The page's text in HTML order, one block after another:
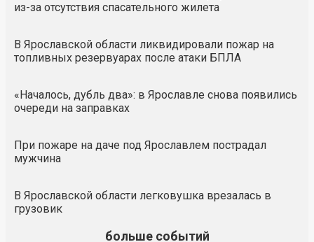
из-за отсутствия спасательного жилета
В Ярославской области ликвидировали пожар на
топливных резервуарах после атаки БПЛА
«Началось, дубль два»: в Ярославле снова появились
очереди на заправках
При пожаре на даче под Ярославлем пострадал
мужчина
В Ярославской области легковушка врезалась в
грузовик
больше событий